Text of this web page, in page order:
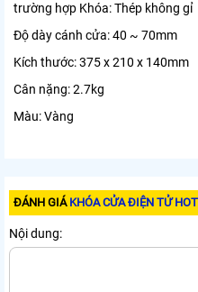
trường hợp Khóa:Thép không gỉ
Độ dày cánh cửa:40 ~ 70mm
Kích thước:375 x 210 x 140mm
Cân nặng:2.7kg
Màu:Vàng
ĐÁNH GIÁ KHÓA CỬA ĐIỆN TỬ
Nội dung: